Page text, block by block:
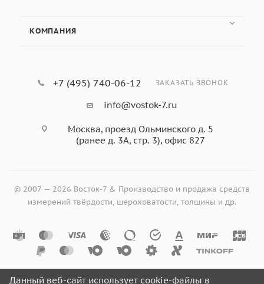
КОМПАНИЯ
+7 (495) 740-06-12 ЗАКАЗАТЬ ЗВОНОК
info@vostok-7.ru
Москва, проезд Ольминского д. 5
(ранее д. 3А, стр. 3), офис 827
© 2007 — 2026 Восток-7 & Производство и продажа средств
измерений твёрдости, шероховатости, толщины и др.
Данный веб-сайт использует cookie-файлы в